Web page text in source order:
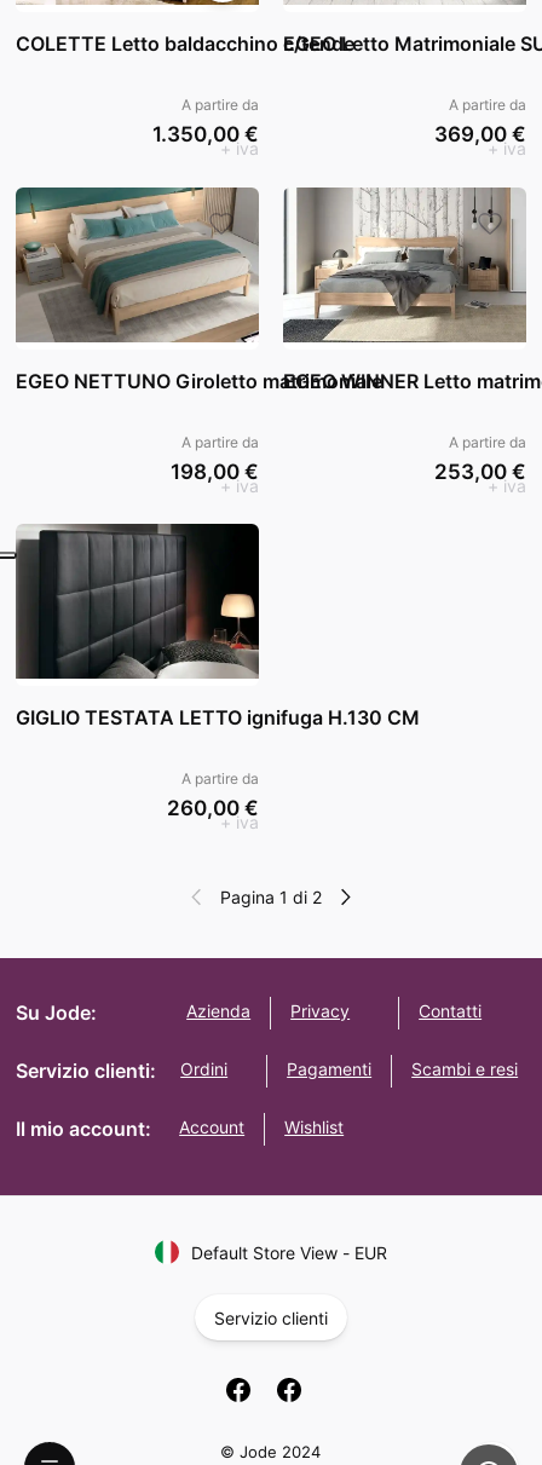
COLETTE Letto baldacchino c/tende
A partire da
1.350,00 €
+ iva
EGEO Letto Matrimoniale
A partire da
369,00 €
+ iva
EGEO NETTUNO Giroletto matrimoniale
A partire da
198,00 €
+ iva
EGEO WINNER Letto
A partire da
253,00 €
+ iva
GIGLIO TESTATA LETTO ignifuga H.130 CM
A partire da
260,00 €
+ iva
Pagina 1 di 2
Su Jode: Azienda Privacy Contatti
Servizio clienti: Ordini Pagamenti Scambi e resi
Il mio account: Account Wishlist
Default Store View- EUR
Servizio clienti
© Jode 2024